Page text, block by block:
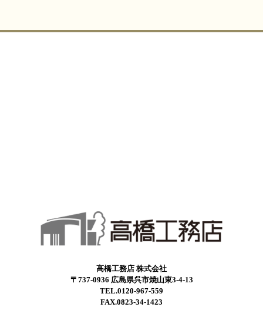
高橋工務店 株式会社
〒737-0936 広島県呉市焼山東3-4-13
TEL.0120-967-559
FAX.0823-34-1423